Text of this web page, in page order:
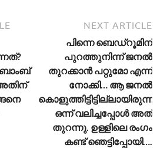
NEXT ARTICLE
പിന്നെ ബെഡ്റൂമിന്
പുറത്തുനിന്ന് ജനൽ
തുറക്കാൻ പറ്റുമോ എന്ന്
നോക്കി… ആ ജനൽ
കൊളുത്തിട്ടിട്ടില്ലായിരുന്നു…
ഒന്ന് വലിച്ചപ്പോൾ അത്
തുറന്നു. ഉള്ളിലെ രംഗം
കണ്ട് ഞെട്ടിപ്പോയി….